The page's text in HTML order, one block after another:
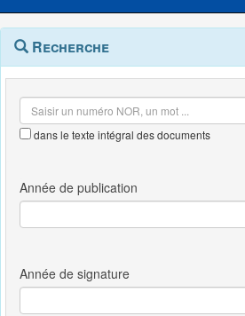
Navigation
outils
Menu
contextuel
Recherche
dans le texte intégral des documents